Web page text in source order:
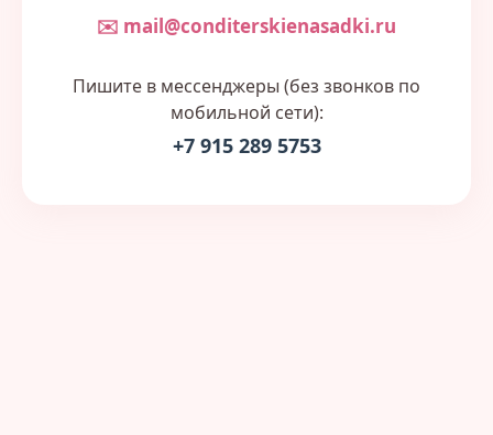
✉️ mail@conditerskienasadki.ru
Пишите в мессенджеры (без звонков по
мобильной сети):
+7 915 289 5753